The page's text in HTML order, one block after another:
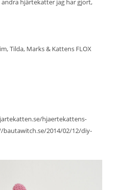
Tilda, Marks & Kattens FLOX
hjaertekattens-
bautawitch.se/2014/02/12/diy-